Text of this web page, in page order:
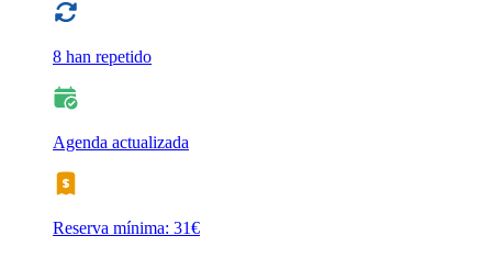
8 han repetido
Agenda actualizada
Reserva mínima: 31€